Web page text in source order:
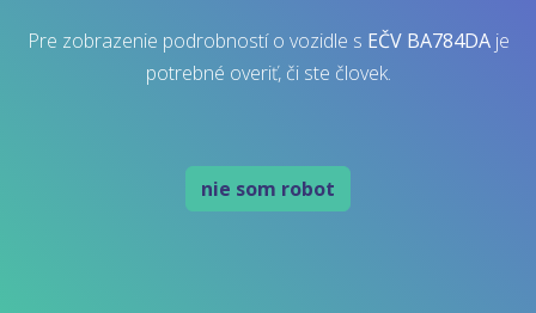
Pre zobrazenie podrobností o vozidle s EČV BA784DAje
potrebné overiť, či ste človek.
nie som robot